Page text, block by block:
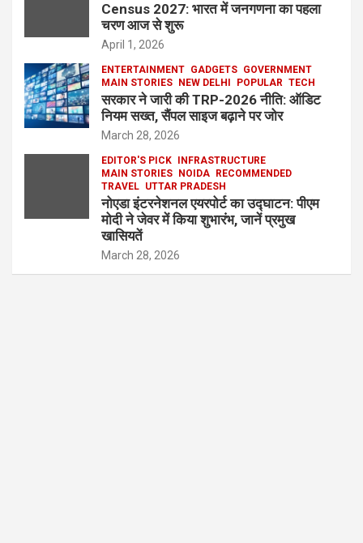
Census 2027: भारत में जनगणना का पहला
चरण आज से शुरू
April 1, 2026
ENTERTAINMENT GADGETS GOVERNMENT
MAIN STORIES
NEW DELHI POPULAR TECH
सरकार ने जारी की TRP-2026 नीति: ऑडिट
नियम सख्त, सैंपल साइज बढ़ाने पर जोर
March 28, 2026
EDITOR'S PICK
INFRASTRUCTURE
MAIN STORIES
NOIDA
RECOMMENDED
TRAVEL UTTAR PRADESH
नोएडा इंटरनेशनल एयरपोर्ट का उद्घाटन: पीएम
मोदी ने जेवर में किया शुभारंभ, जानें प्रमुख
खासियतें
March 28, 2026